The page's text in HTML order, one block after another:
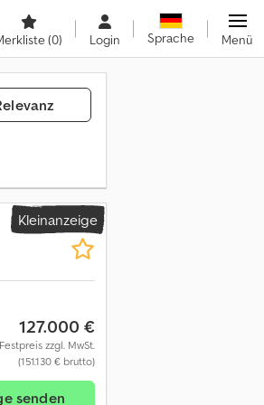
(0) Login Sprache Menü
Kleinanzeige
127.000 €
Festpreis zzgl. MwSt.
(151.130 € brutto)
senden